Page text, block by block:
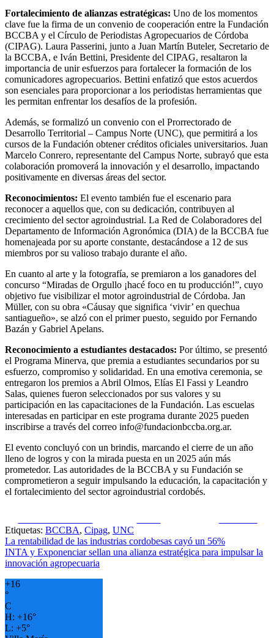
Fortalecimiento de alianzas estratégicas: Uno de los momentos
clave fue la firma de un convenio de cooperación entre la Fundación
BCCBA y el Círculo de Periodistas Agropecuarios de Córdoba
(CIPAG). Laura Passerini, junto a Juan Martín Buteler, Secretario de
la BCCBA, e Iván Bettini, Presidente del CIPAG, resaltaron la
importancia de unir esfuerzos para fortalecer la formación de los
comunicadores agropecuarios. Bettini enfatizó que estos acuerdos
son esenciales para proporcionar a los periodistas herramientas que
les permitan enfrentar los desafíos de la profesión.
Además, se formalizó un convenio con el Prorrectorado de
Desarrollo Territorial – Campus Norte (UNC), que permitirá a los
cursos de la Fundación obtener créditos oficiales universitarios. Juan
Marcelo Conrero, representante del Campus Norte, subrayó que esta
colaboración promoverá la innovación y el desarrollo, impactando
positivamente en diversas áreas del sector.
Reconocimientos: El evento también fue el escenario para
reconocer a aquellos que, con su dedicación, contribuyen al
crecimiento del sector agroindustrial. La Red de Colaboradores del
Departamento de Información Agronómica (DIA) de la BCCBA fue
homenajeada por su aporte constante, destacándose a 12 de sus
miembros por su valioso trabajo durante el año.
En cuanto al arte y la fotografía, se premiaron a los ganadores del
concurso “Miradas de Orgullo ¡hacé foco en tu producción!”, cuyo
objetivo fue visibilizar el motor agroindustrial de Córdoba. Jan
Müller, con su obra «Cáusay que significa ‘vivir’ en quechua
santiagueño», se alzó con el primer puesto, seguido por Fernando
Bazán y Gabriel Apelans.
Reconocimiento a estudiantes destacados: Por último, se presentó
el Programa Minerva, que premia a estudiantes secundarios por su
esfuerzo, compromiso y solidaridad. En una emotiva ceremonia, se
entregaron los premios a Abril Olmos, Elías El Fassi y Leandro
Salas, quienes fueron seleccionados por sus valores y su
participación en las capacitaciones de la Fundación. Las escuelas
interesadas en participar en este programa durante 2025 pueden
inscribirse a través del correo info@fundacionbccba.org.ar.
El evento concluyó con un brindis, marcando el cierre de un año
lleno de logros y con la mirada puesta en un 2025 aún más
prometedor. Las autoridades de la BCCBA y su Fundación se
comprometieron a seguir impulsando la educación, la capacitación y
el fortalecimiento del sector agroindustrial cordobés.
Etiquetas: BCCBA, Cipag, UNC
Navegación
de
entradas
La rentabilidad de las industrias cordobesas cayó un 56%
INTA y Exponenciar sellan una alianza estratégica para impulsar la
innovación agropecuaria
+16
°
C
H: +16°
L: +5°